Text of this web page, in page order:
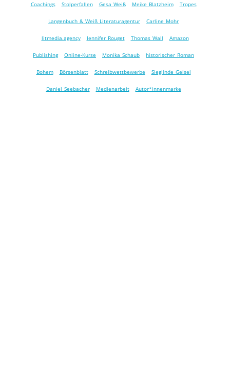
Coachings Stolperfallen Gesa Weiß Meike Blatzheim Tropes
Langenbuch & Weiß Literaturagentur Carline Mohr
litmedia.agency Jennifer Rouget Thomas Wall Amazon
Publishing Online-Kurse Monika Schaub historischer Roman
Bohem Börsenblatt Schreibwettbewerbe Sieglinde Geisel
Daniel Seebacher Medienarbeit Autor*innenmarke